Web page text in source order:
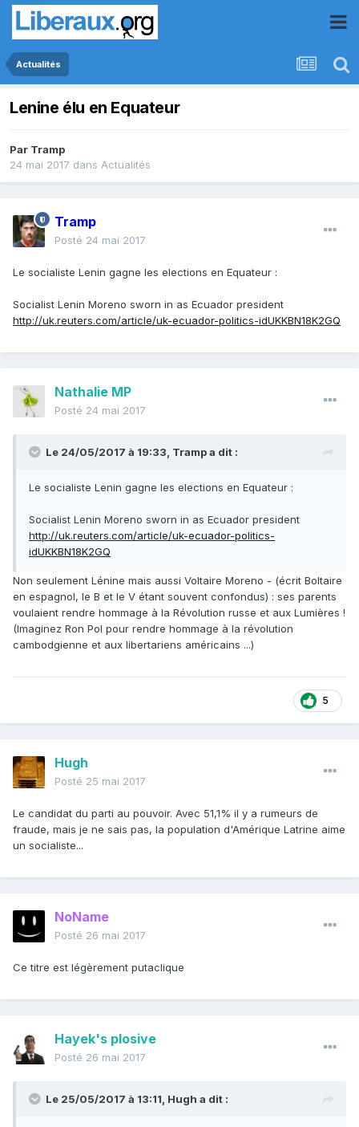
Actualités
Lenine élu en Equateur
Par Tramp
24 mai 2017 dans Actualités
Tramp
Posté 24 mai 2017
Le socialiste Lenin gagne les elections en Equateur :
Socialist Lenin Moreno sworn in as Ecuador president
http://uk.reuters.com/article/uk-ecuador-politics-idUKKBN18K2GQ
Nathalie MP
Posté 24 mai 2017
Le 24/05/2017 à 19:33, Trampa dit :
Le socialiste Lenin gagne les elections en Equateur :
Socialist Lenin Moreno sworn in as Ecuador president
http://uk.reuters.com/article/uk-ecuador-politics-
idUKKBN18K2GQ
Non seulement Lénine mais aussi Voltaire Moreno - (écrit Boltaire
en espagnol, le B et le V étant souvent confondus) : ses parents
voulaient rendre hommage à la Révolution russe et aux Lumières !
(Imaginez Ron Pol pour rendre hommage à la révolution
cambodgienne et aux libertariens américains ...)
5
Hugh
Posté 25 mai 2017
Le candidat du parti au pouvoir. Avec 51,1% il y a rumeurs de
fraude, mais je ne sais pas, la population d'Amérique Latrine aime
un socialiste...
NoName
Posté 26 mai 2017
Ce titre est légèrement putaclique
Hayek's plosive
Posté 26 mai 2017
Le 25/05/2017 à 13:11, Hugh a dit :